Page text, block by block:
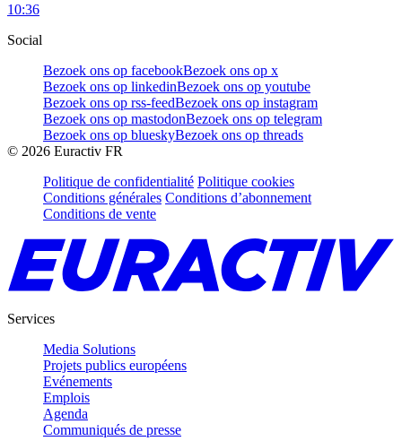
10:36
Social
Bezoek ons op facebookBezoek ons op x
Bezoek ons op linkedinBezoek ons op youtube
Bezoek ons op rss-feedBezoek ons op instagram
Bezoek ons op mastodonBezoek ons op telegram
Bezoek ons op blueskyBezoek ons op threads
© 2026 Euractiv FR
Politique de confidentialité Politique cookies
Conditions générales Conditions d’abonnement
Conditions de vente
Services
Media Solutions
Projets publics européens
Evénements
Emplois
Agenda
Communiqués de presse